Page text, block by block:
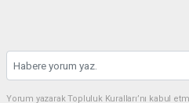
Yorum yazarak Topluluk Kuralları’nı kabul